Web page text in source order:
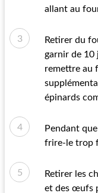
allant au
Retirer du
garnir de 10
remettre au
épinards
Pendant
frire-le trop
Retirer les
et des œufs